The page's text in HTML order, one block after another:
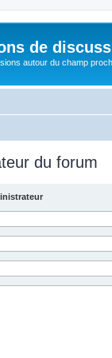
de
autour du champ
du forum